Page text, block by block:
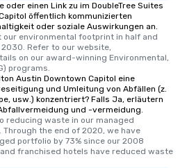
oder einen Link zu im DoubleTree Suites
öffentlich kommunizierten
oder soziale Auswirkungen an.
environmental footprint in half and
Refer to our website,
on our award-winning Environmental,
programs.
Austin Downtown Capitol eine
und Umleitung von Abfällen (z.
usw.) konzentriert? Falls Ja, erläutern
und -vermeidung.
reducing waste in our managed
the end of 2020, we have
portfolio by 73% since our 2008
franchised hotels have reduced waste